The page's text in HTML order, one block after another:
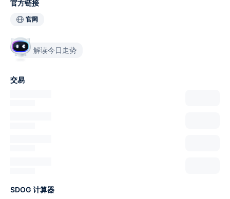
官方链接
官网
解读今日走势
交易
SDOG 计算器